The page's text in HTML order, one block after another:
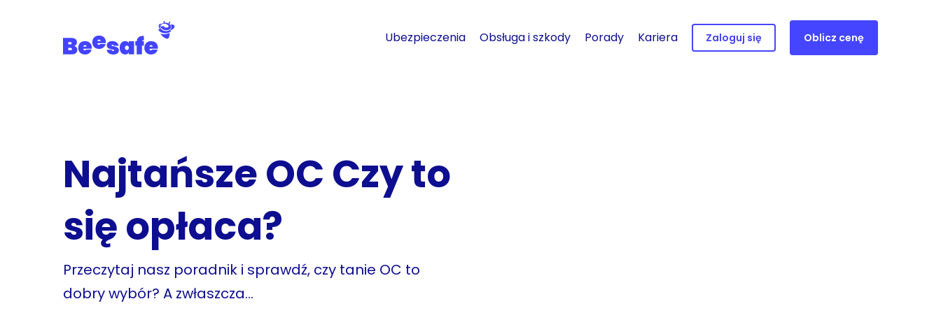
Ubezpieczenia Obsługa i szkody Porady Kariera Zaloguj się Oblicz cenę
Najtańsze OC Czy to
się opłaca?
Przeczytaj nasz poradnik i sprawdź, czy tanie OC to
dobry wybór? A zwłaszcza...